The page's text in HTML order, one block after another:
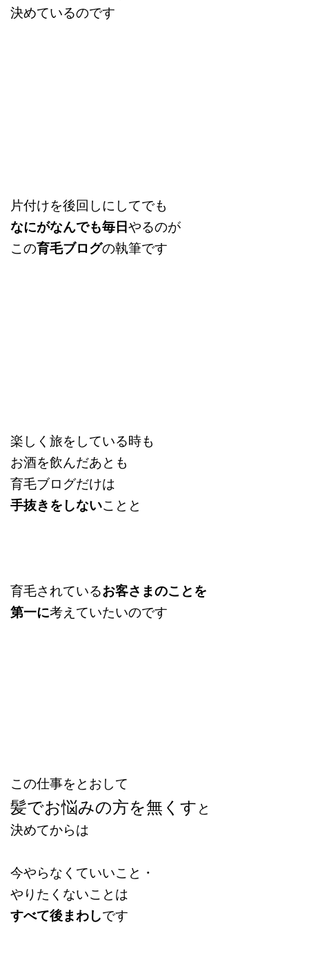
決めているのです
片付けを後回しにしてでも
なにがなんでも毎日やるのが
この育毛ブログの執筆です
楽しく旅をしている時も
お酒を飲んだあとも
育毛ブログだけは
手抜きをしないことと
育毛されているお客さまのことを
第一に考えていたいのです
この仕事をとおして
髪でお悩みの方を無くすと
決めてからは
今やらなくていいこと・
やりたくないことは
すべて後まわしです